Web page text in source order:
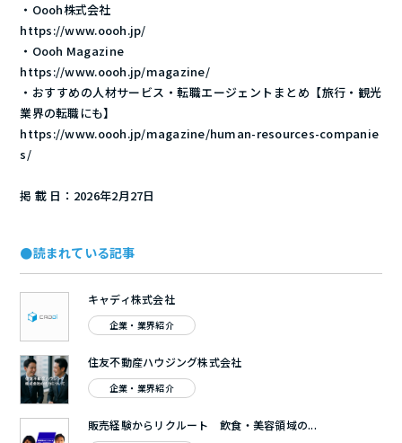
・Oooh株式会社
https://www.oooh.jp/
・Oooh Magazine
https://www.oooh.jp/magazine/
・おすすめの人材サービス・転職エージェントまとめ【旅行・観光
業界の転職にも】
https://www.oooh.jp/magazine/human-resources-companie
s/
掲 載 日：2026年2月27日
●読まれている記事
キャディ株式会社
企業・業界紹介
住友不動産ハウジング株式会社
企業・業界紹介
販売経験からリクルート 飲食・美容領域の...